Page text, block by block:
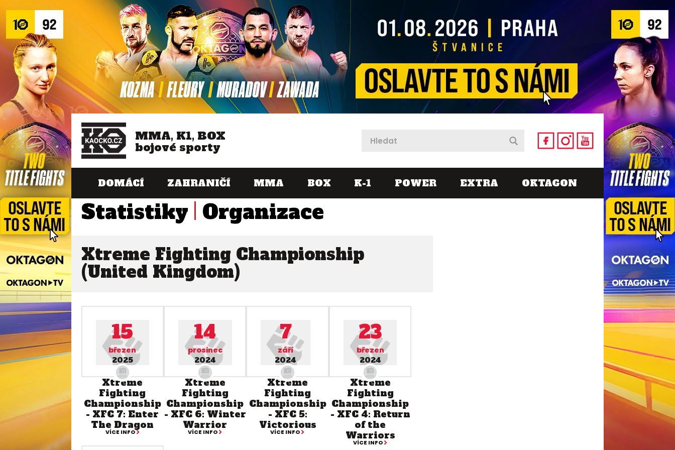
MMA, K1, BOX
bojové sporty
DOMÁCÍ ZAHRANIČÍ MMA BOX K-1 POWER EXTRA OKTAGON
Statistiky Organizace
Xtreme Fighting Championship
(United Kingdom)
15
březen
2025
Xtreme
Fighting
Championship
- XFC 7: Enter
The Dragon
VÍCE INFO
14
prosinec
2024
Xtreme
Fighting
Championship
- XFC 6: Winter
Warrior
VÍCE INFO
7
září
2024
Xtreme
Fighting
Championship
- XFC 5:
Victorious
VÍCE INFO
23
březen
2024
Xtreme
Fighting
Championship
- XFC 4: Return
of the
Warriors
VÍCE INFO